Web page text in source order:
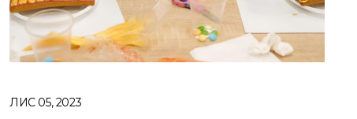
ЛИС 05, 2023